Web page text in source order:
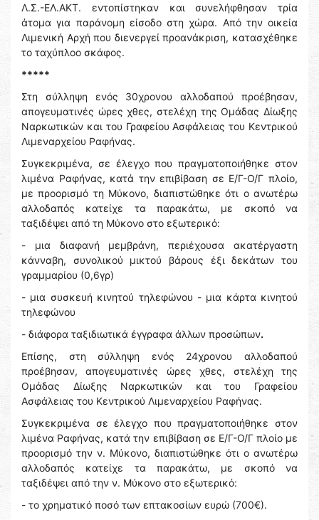
Λ.Σ.-ΕΛ.ΑΚΤ. εντοπίστηκαν και συνελήφθησαν τρία
άτομα για παράνομη είσοδο στη χώρα. Από την οικεία
Λιμενική Αρχή που διενεργεί προανάκριση, κατασχέθηκε
το ταχύπλοο σκάφος.
*****
Στη σύλληψη ενός 30χρονου αλλοδαπού προέβησαν,
απογευματινές ώρες χθες, στελέχη της Ομάδας Δίωξης
Ναρκωτικών και του Γραφείου Ασφάλειας του Κεντρικού
Λιμεναρχείου Ραφήνας.
Συγκεκριμένα, σε έλεγχο που πραγματοποιήθηκε στον
λιμένα Ραφήνας, κατά την επιβίβαση σε Ε/Γ-Ο/Γ πλοίο,
με προορισμό τη Μύκονο, διαπιστώθηκε ότι ο ανωτέρω
αλλοδαπός κατείχε τα παρακάτω, με σκοπό να
ταξιδέψει από τη Μύκονο στο εξωτερικό:
- μια διαφανή μεμβράνη, περιέχουσα ακατέργαστη
κάνναβη, συνολικού μικτού βάρους έξι δεκάτων του
γραμμαρίου (0,6γρ)
- μια συσκευή κινητού τηλεφώνου - μια κάρτα κινητού
τηλεφώνου
- διάφορα ταξιδιωτικά έγγραφα άλλων προσώπων.
Επίσης, στη σύλληψη ενός 24χρονου αλλοδαπού
προέβησαν, απογευματινές ώρες χθες, στελέχη της
Ομάδας Δίωξης Ναρκωτικών και του Γραφείου
Ασφάλειας του Κεντρικού Λιμεναρχείου Ραφήνας.
Συγκεκριμένα σε έλεγχο που πραγματοποιήθηκε στον
λιμένα Ραφήνας, κατά την επιβίβαση σε Ε/Γ-Ο/Γ πλοίο με
προορισμό την ν. Μύκονο, διαπιστώθηκε ότι ο ανωτέρω
αλλοδαπός κατείχε τα παρακάτω, με σκοπό να
ταξιδέψει από την ν. Μύκονο στο εξωτερικό:
- το χρηματικό ποσό των επτακοσίων ευρώ (700€).